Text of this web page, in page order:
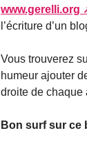
www.gerelli.org
l’écriture d’un
Vous trouverez
humeur ajouter
droite de chaque
Bon surf sur ce